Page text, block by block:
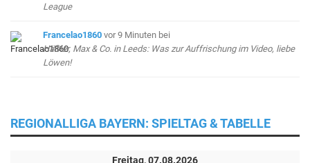
League
Francelao1860 vor 9 Minuten bei
Häßler, Max & Co. in Leeds: Was zur Auffrischung im Video, liebe
Löwen!
REGIONALLIGA BAYERN: SPIELTAG & TABELLE
Freitag, 07.08.2026